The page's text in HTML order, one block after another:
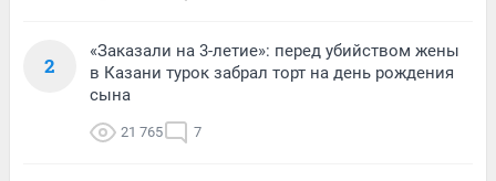
2
«Заказали на 3-летие»: перед убийством жены
в Казани турок забрал торт на день рождения
сына
21 765 7